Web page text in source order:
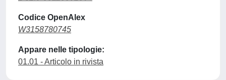
Codice OpenAlex
W3158780745
Appare nelle tipologie:
01.01 - Articolo in rivista